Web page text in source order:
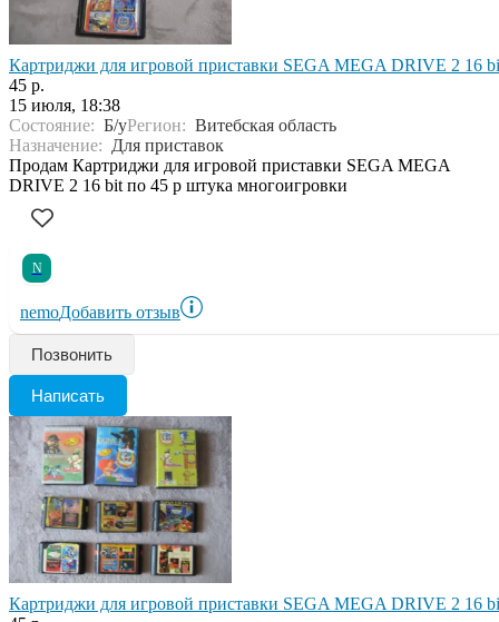
Картриджи для игровой приставки SEGA MEGA DRIVE 2 16
45 р.
15 июля, 18:38
Состояние: Б/уРегион: Витебская область
Назначение: Для приставок
Продам Картриджи для игровой приставки SEGA MEGA
DRIVE 2 16 bit по 45 р штука многоигровки
N
nemoДобавить отзыв
Позвонить
Написать
Картриджи для игровой приставки SEGA MEGA DRIVE 2 16